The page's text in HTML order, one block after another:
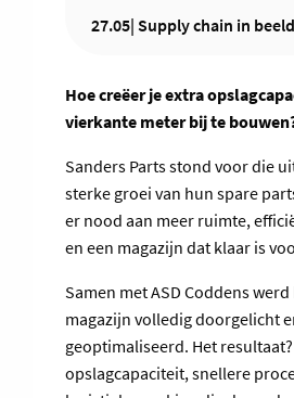
27.05| Supply chain in beeld
Hoe creëer je extra
vierkante meter bij te
Sanders Parts stond voor die
sterke groei van hun spare
er nood aan meer ruimte,
en een magazijn dat klaar is
Samen met ASD Coddens
magazijn volledig doorgelicht
geoptimaliseerd. Het
opslagcapaciteit, snellere